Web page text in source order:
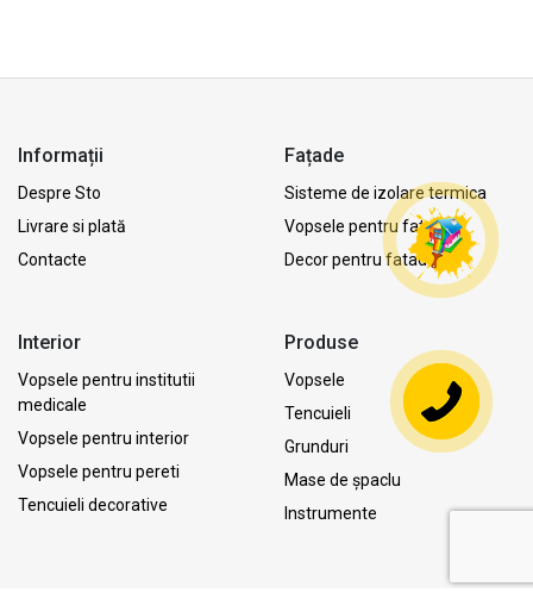
Informații
Despre Sto
Livrare si plată
Contacte
Fațade
Sisteme de izolare termica
Vopsele pentru fatada
Decor pentru fatada
Interior
Vopsele pentru institutii
medicale
Vopsele pentru interior
Vopsele pentru pereti
Tencuieli decorative
Produse
Vopsele
Tencuieli
Grunduri
Mase de șpaclu
Instrumente